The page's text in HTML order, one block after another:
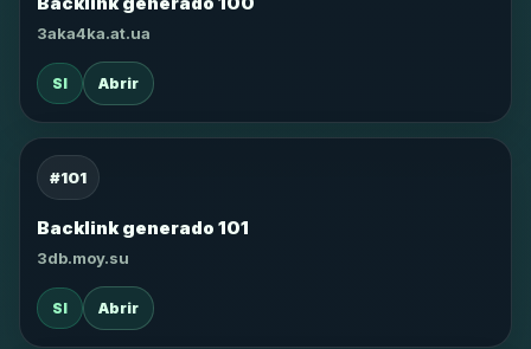
3aka4ka.at.ua
SI Abrir
#101
Backlink generado 101
3db.moy.su
SI Abrir